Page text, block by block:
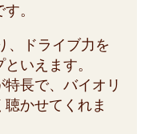
。
、ドライブ力を
いえます。
長で、バイオリ
かせてくれま